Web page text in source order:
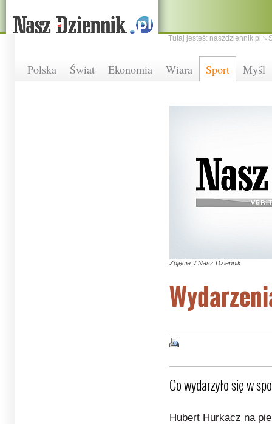
Polska Świat Ekonomia Wiara Sport Myśl
Tutaj jesteś: naszdziennik.pl
Zdjęcie: / Nasz Dziennik
Co wydarzyło się w
Hubert Hurkacz na